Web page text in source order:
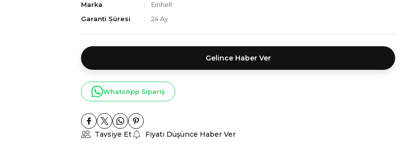
Marka
Einhell
Garanti Süresi
24 Ay
Gelince Haber Ver
WhatsApp Sipariş
Tavsiye Et Fiyatı Düşünce Haber Ver